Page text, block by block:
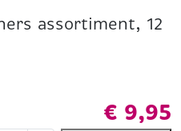
assortiment, 12
€ 9,95